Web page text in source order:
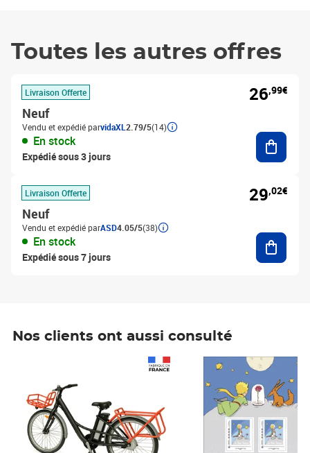
Toutes les autres offres
Livraison Offerte
Neuf
Vendu et expédié parvidaXL 2.79/5(14)
En stock
Expédié sous 3 jours
26,99€
Livraison Offerte
Neuf
Vendu et expédié parASD4.05/5(38)
En stock
Expédié sous 7 jours
29,02€
Nos clients ont aussi consulté
Prix 7,50€